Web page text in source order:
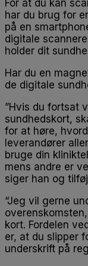
For at du kan
har du brug for
på en
digitale
holder dit
Har du en
de digitale
”Hvis du fortsat
sundhedskort,
for at høre,
leverandører
bruge din
mens andre er
siger han og
“Jeg vil gerne
kort. Fordelen
er, at du slipper
underskrift på